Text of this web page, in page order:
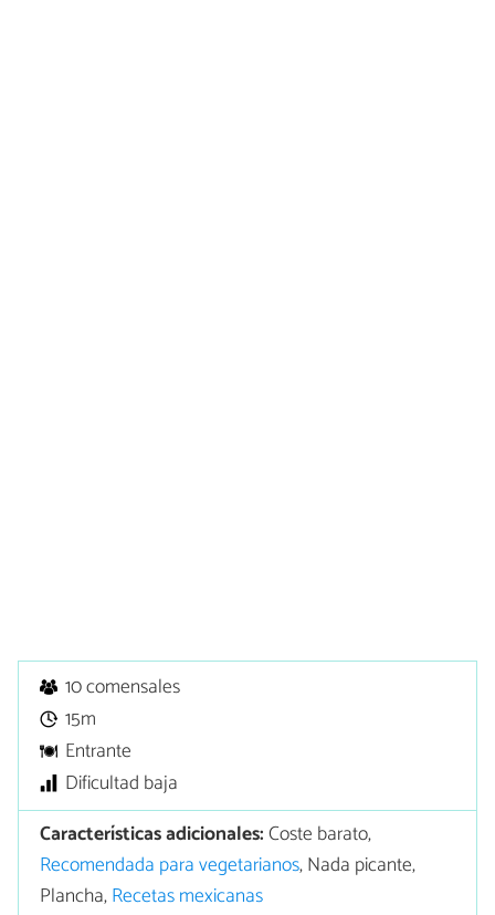
10 comensales
15m
Entrante
Dificultad baja
Características adicionales:Coste barato,
Recomendada para vegetarianos, Nada picante,
Plancha,Recetas mexicanas